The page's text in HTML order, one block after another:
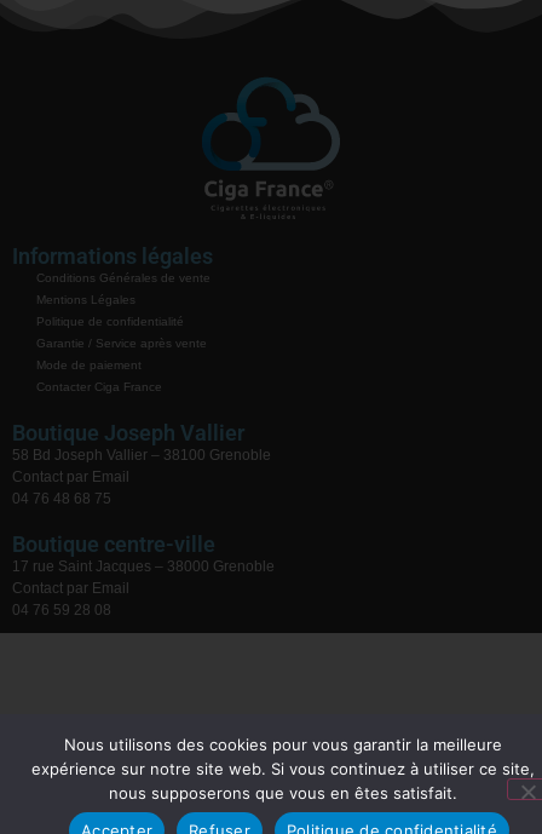
Informations légales
Conditions Générales de vente
Mentions Légales
Politique de confidentialité
Garantie / Service après vente
Mode de paiement
Contacter Ciga France
Boutique Joseph Vallier
58 Bd Joseph Vallier – 38100 Grenoble
Contact par Email
04 76 48 68 75
Boutique centre-ville
17 rue Saint Jacques – 38000 Grenoble
Contact par Email
04 76 59 28 08
Nous utilisons des cookies pour vous garantir la meilleure
expérience sur notre site web. Si vous continuez à utiliser ce site,
nous supposerons que vous en êtes satisfait.
Accepter
Refuser Politique de confidentialité